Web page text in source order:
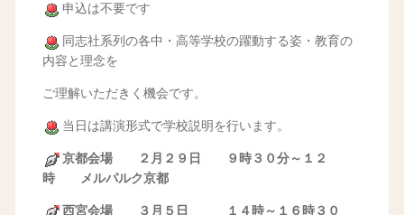
申込は不要です
同志社系列の各中・高等学校の躍動する姿・教育の
内容と理念を
ご理解いただきく機会です。
当日は講演形式で学校説明を行います。
京都会場 ２月２９日 ９時３０分～１２
時 メルパルク京都
西宮会場 ３月５日 １４時～１６時３０